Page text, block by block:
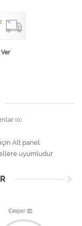
(0)
Alt panel
uyumludur